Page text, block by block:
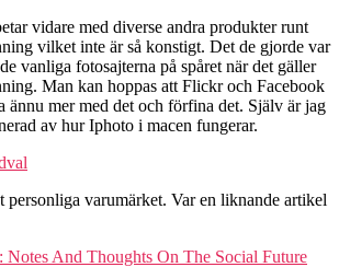
vidare med diverse andra produkter runt
vilket inte är så konstigt. Det de gjorde var
vanliga fotosajterna på spåret när det gäller
Man kan hoppas att Flickr och Facebook
ännu mer med det och förfina det. Själv är jag
av hur Iphoto i macen fungerar.
personliga varumärket. Var en liknande artikel
Notes And Thoughts On The Social Future